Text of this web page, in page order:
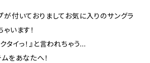
付いておりましてお気に入りのサングラ
います！
タイっ！』と言われちゃう…
をあなたへ！